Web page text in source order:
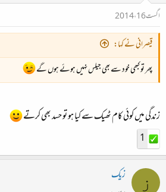
اگست 16، 2014
قیصرانی نے کہا:
پھر تو کبھی خود سے بھی جیلس نہیں ہوئے ہوں گے
زندگی میں کوئی کام ٹھیک سے کیا ہو تو حسد بھی کرتے
1
ز زیک